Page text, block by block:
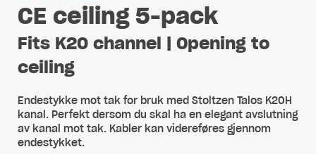
CE ceiling 5-pack
Fits K20 channel | Opening to
ceiling
Endestykke mot tak for bruk med Stoltzen Talos K20H
kanal. Perfekt dersom du skal ha en elegant avslutning
av kanal mot tak. Kabler kan videreføres gjennom
endestykket.